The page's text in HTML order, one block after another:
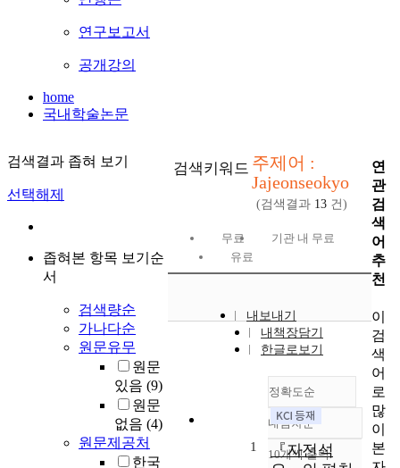
연구보고서
공개강의
home
국내학술논문
검색결과 좁혀 보기
선택해제
좁혀본 항목 보기순
서
검색량순
가나다순
원문유무
원문
있음 (9)
원문
없음 (4)
원문제공처
한국
검색키워드 주제어 :
Jajeonseokyo
(검색결과 13 건)
무료
기관 내 무료
유료
내보내기
내책장담기
한글로보기
정확도순
정확도
순
내림차순
내림차순
10개씩 출력
1
『자전석
연
관
검
색
어
추
천
이
검
색
어
로
많
이
본